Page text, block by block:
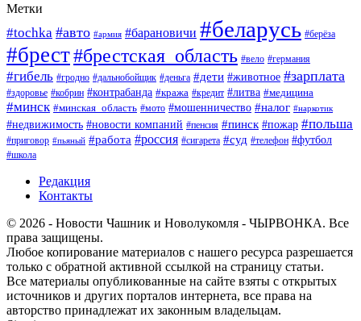
Метки
#tochka #авто #армия #барановичи #беларусь #берёза
#брест#брестская_область #вело #германия
#гибель #гродно #дальнобойщик #деньга #дети #животное #зарплата
#здоровье #кобрин #контрабанда #кража #кредит #литва #медицина
#минск #минская_область #мото #мошенничество #налог #наркотик
#недвижимость #новости компаний #пенсия #пинск #пожар #польша
#приговор #пьяный #работа #россия #сигарета #суд #телефон #футбол
#школа
Редакция
Контакты
© 2026 - Новости Чашник и Новолукомля - ЧЫРВОНКА. Все
права защищены.
Любое копирование материалов с нашего ресурса разрешается
только с обратной активной ссылкой на страницу статьи.
Все материалы опубликованные на сайте взяты с открытых
источников и других порталов интернета, все права на
авторство принадлежат их законным владельцам.